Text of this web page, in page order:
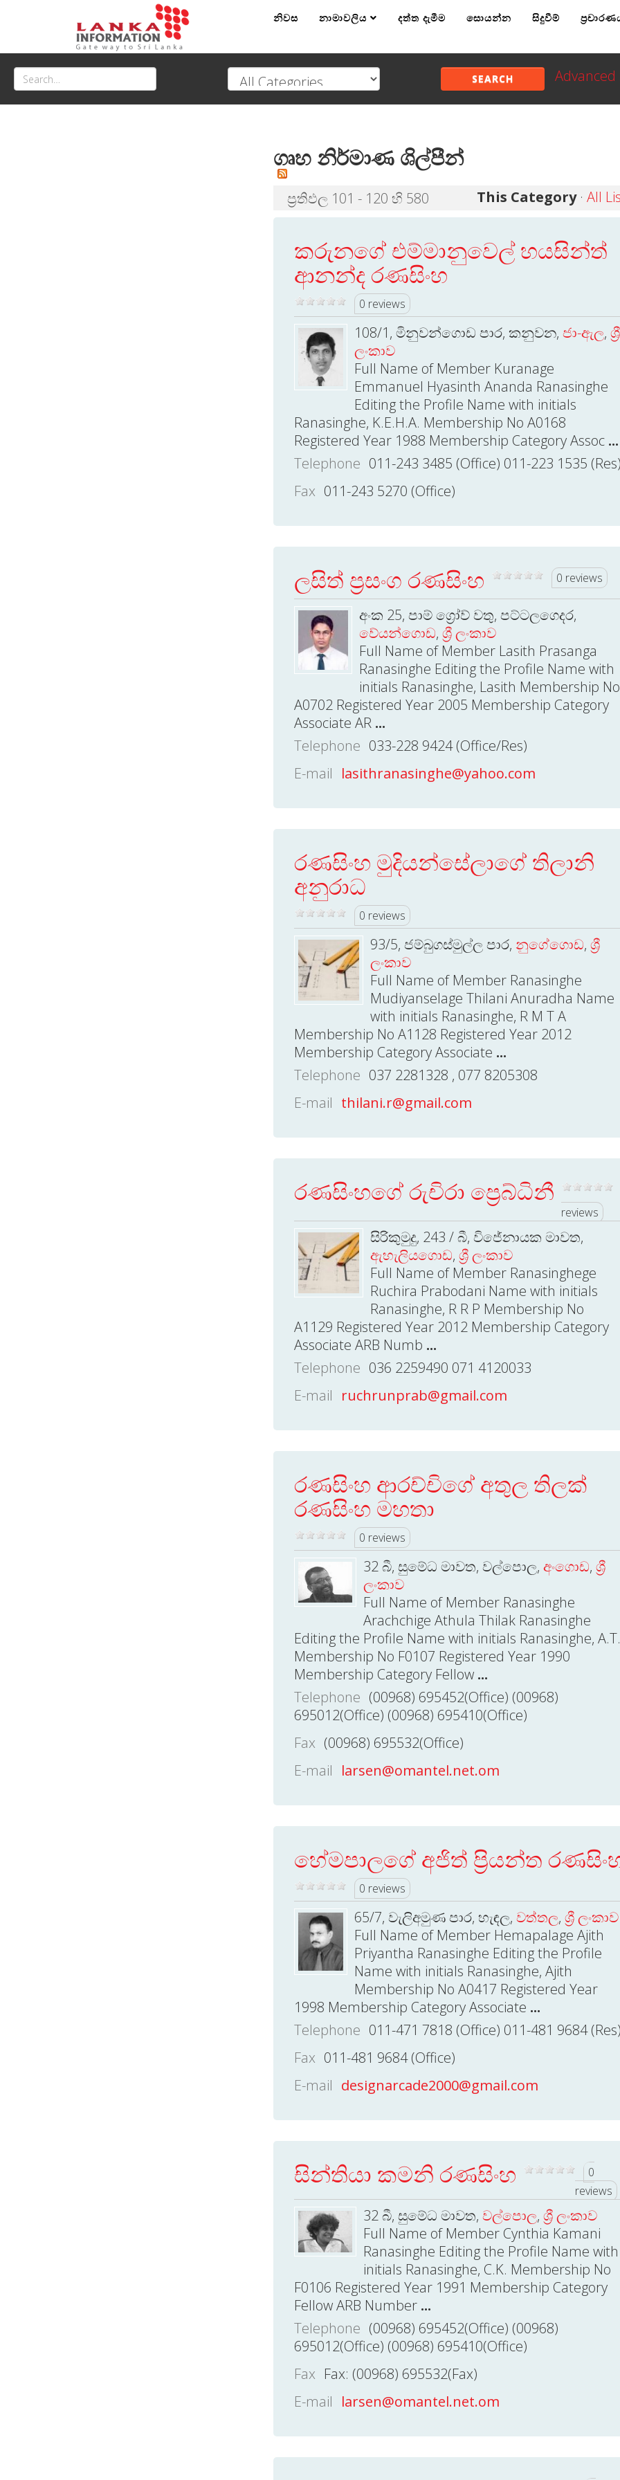
නිවස නාමාවලිය දත්ත දැමීම සොයන්න සිදුවීම්
SEARCH Advanced
ගෘහ නිර්මාණ ශිල්පීන්
ප්‍රතිඵල 101 - 120 හි 580 This Category· All
කරුනගේ එම්මානුවෙල් හයසින්ත්
ආනන්ද රණසිංහ
0 reviews
108/1, මිනුවන්ගොඩ පාර, කනුවන, ජා-ඇල, ශ්‍රී
ලංකාව
Full Name of Member Kuranage
Emmanuel Hyasinth Ananda Ranasinghe
Editing the Profile Name with initials
Ranasinghe, K.E.H.A. Membership No A0168
Registered Year 1988 Membership Category Assoc ...
Telephone 011-243 3485 (Office) 011-223 1535
Fax 011-243 5270 (Office)
ලසිත් ප්‍රසංග රණසිංහ 0 reviews
අංක 25, පාම් ග්‍රෝව් වතු, පට්ටලගෙදර,
වේයන්ගොඩ, ශ්‍රී ලංකාව
Full Name of Member Lasith Prasanga
Ranasinghe Editing the Profile Name with
initials Ranasinghe, Lasith Membership No
A0702 Registered Year 2005 Membership Category
Associate AR ...
Telephone 033-228 9424 (Office/Res)
E-mail lasithranasinghe@yahoo.com
රණසිංහ මුදියන්සේලාගේ තිලානි
අනුරාධ
0 reviews
93/5, ජම්බුගස්මුල්ල පාර, නුගේගොඩ, ශ්‍රී
ලංකාව
Full Name of Member Ranasinghe
Mudiyanselage Thilani Anuradha Name
with initials Ranasinghe, R M T A
Membership No A1128 Registered Year 2012
Membership Category Associate ...
Telephone 037 2281328 , 077 8205308
E-mail thilani.r@gmail.com
රණසිංහගේ රුචිරා ප්‍රෙබ්ධිනී
reviews
සිරිකුමුදු, 243 / බී, විජේනායක මාවත,
ඇහැලියගොඩ, ශ්‍රී ලංකාව
Full Name of Member Ranasinghege
Ruchira Prabodani Name with initials
Ranasinghe, R R P Membership No
A1129 Registered Year 2012 Membership Category
Associate ARB Numb ...
Telephone 036 2259490 071 4120033
E-mail ruchrunprab@gmail.com
රණසිංහ ආරච්චිගේ අතුල තිලක්
රණසිංහ මහතා
0 reviews
32 බී, සුමේධ මාවත, වල්පොල, අංගොඩ, ශ්‍රී
ලංකාව
Full Name of Member Ranasinghe
Arachchige Athula Thilak Ranasinghe
Editing the Profile Name with initials Ranasinghe, A.T.
Membership No F0107 Registered Year 1990
Membership Category Fellow ...
Telephone (00968) 695452(Office) (00968)
695012(Office) (00968) 695410(Office)
Fax (00968) 695532(Office)
E-mail larsen@omantel.net.om
හේමපාලගේ අජිත් ප්‍රියන්ත
0 reviews
65/7, වැලිඅමුණ පාර, හැඳල, වත්තල, ශ්‍රී ලංකාව
Full Name of Member Hemapalage Ajith
Priyantha Ranasinghe Editing the Profile
Name with initials Ranasinghe, Ajith
Membership No A0417 Registered Year
1998 Membership Category Associate ...
Telephone 011-471 7818 (Office) 011-481 9684
Fax 011-481 9684 (Office)
E-mail designarcade2000@gmail.com
සින්තියා කමනි රණසිංහ
0
reviews
32 බී, සුමේධ මාවත, වල්පොල, ශ්‍රී ලංකාව
Full Name of Member Cynthia Kamani
Ranasinghe Editing the Profile Name with
initials Ranasinghe, C.K. Membership No
F0106 Registered Year 1991 Membership Category
Fellow ARB Number ...
Telephone (00968) 695452(Office) (00968)
695012(Office) (00968) 695410(Office)
Fax Fax: (00968) 695532(Fax)
E-mail larsen@omantel.net.om